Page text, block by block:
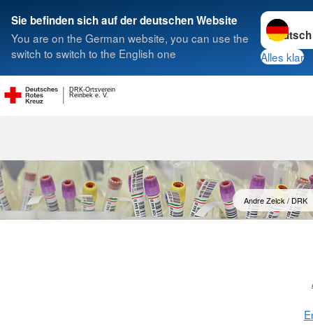
Sie befinden sich auf der deutschen Website
You are on the German website, you can use the
switch to switch to the English one
Sprache
Alles klar
Reinbek e. V.
DRK-Ortsverein
Suche
Andre Zelck / DRK